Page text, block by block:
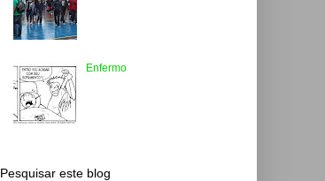
Enfermo
Pesquisar este blog